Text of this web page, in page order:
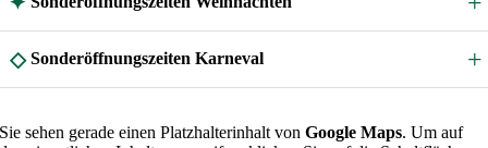
◇ Sonderöffnungszeiten Karneval
Sie sehen gerade einen Platzhalterinhalt vonGoogle Maps. Um auf